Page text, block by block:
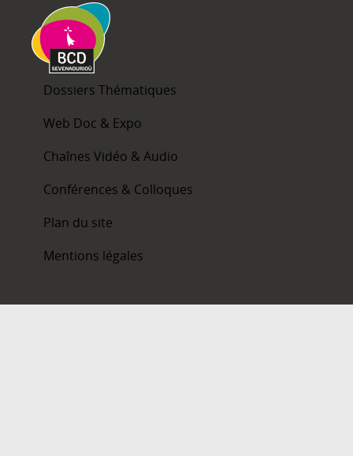
Dossiers Thématiques
Web Doc & Expo
Chaînes Vidéo & Audio
Conférences & Colloques
Plan du site
Mentions légales